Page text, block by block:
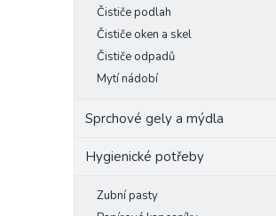
Čističe podlah
Čističe oken a skel
Čističe odpadů
Mytí nádobí
Sprchové gely a mýdla
Hygienické potřeby
Zubní pasty